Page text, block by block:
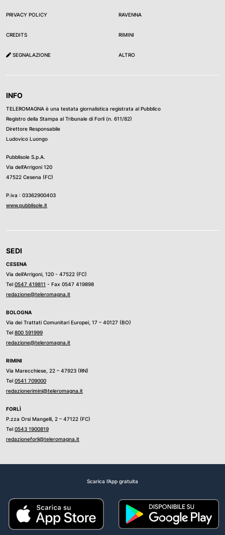
PRIVACY POLICY
CREDITS
SEGNALAZIONE
RAVENNA
RIMINI
ALTRO
INFO
TELEROMAGNA è una testata giornalistica registrata al Pubblico
Registro della Stampa al Tribunale di Forli (n. 611/82)
Direttore Responsabile
Ludovico Luongo
Pubblisole S.p.A.
Via dell’Arrigoni 120
47522 Cesena (FC)
P.iva : 03362900403
www.pubblisole.it
SEDI
CESENA
Via dell’Arrigoni, 120 - 47522 (FC)
Tel 0547 419811 - Fax 0547 419898
redazione@teleromagna.it
BOLOGNA
Via dei Trattati Comunitari Europei, 17 – 40127 (BO)
Tel 800 591999
redazione@teleromagna.it
RIMINI
Via Marecchiese, 22 – 47923 (RN)
Tel 0541 709000
redazionerimini@teleromagna.it
FORLÌ
P.zza Orsi Mangelli, 2 – 47122 (FC)
Tel 0543 1900819
redazioneforli@teleromagna.it
Scarica l'App gratuita